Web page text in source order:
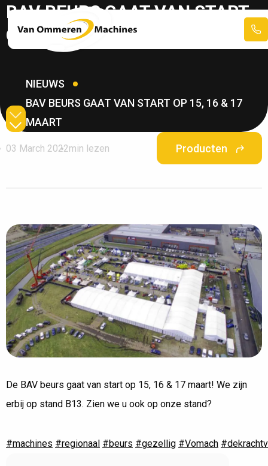
BAV BEURS GAAT VAN START
OP 15, 16 & 17 MAART
NIEUWS
BAV BEURS GAAT VAN START OP 15, 16 & 17
MAART
03 March 2022min lezen Producten
De BAV beurs gaat van start op 15, 16 & 17 maart! We zijn
erbij op stand B13. Zien we u ook op onze stand?
#machines #regionaal #beurs #gezellig #Vomach